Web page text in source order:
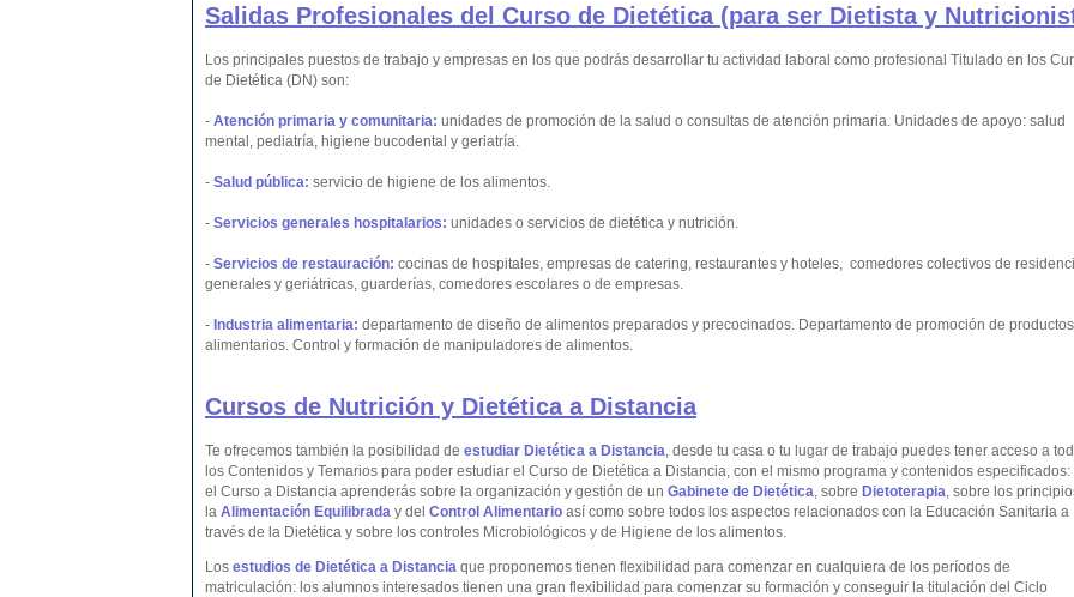
Salidas Profesionales del Curso de Dietética (para ser Dietista y
Los principales puestos de trabajo y empresas en los que podrás desarrollar tu actividad laboral como profesional Titulado en los
de Dietética (DN) son:
- Atención primaria y comunitaria: unidades de promoción de la salud o consultas de atención primaria. Unidades de apoyo: salud
mental, pediatría, higiene bucodental y geriatría.
- Salud pública: servicio de higiene de los alimentos.
- Servicios generales hospitalarios: unidades o servicios de dietética y nutrición.
- Servicios de restauración: cocinas de hospitales, empresas de catering, restaurantes y hoteles, comedores colectivos de
generales y geriátricas, guarderías, comedores escolares o de empresas.
- Industria alimentaria: departamento de diseño de alimentos preparados y precocinados. Departamento de promoción de productos
alimentarios. Control y formación de manipuladores de alimentos.
Cursos de Nutrición y Dietética a Distancia
Te ofrecemos también la posibilidad de estudiar Dietética a Distancia , desde tu casa o tu lugar de trabajo puedes tener acceso a
los Contenidos y Temarios para poder estudiar el Curso de Dietética a Distancia, con el mismo programa y contenidos especificados:
el Curso a Distancia aprenderás sobre la organización y gestión de un Gabinete de Dietética , sobre Dietoterapia , sobre los
la Alimentación Equilibrada y del Control Alimentario así como sobre todos los aspectos relacionados con la Educación Sanitaria a
través de la Dietética y sobre los controles Microbiológicos y de Higiene de los alimentos.
Los estudios de Dietética a Distancia que proponemos tienen flexibilidad para comenzar en cualquiera de los períodos de
matriculación: los alumnos interesados tienen una gran flexibilidad para comenzar su formación y conseguir la titulación del Ciclo